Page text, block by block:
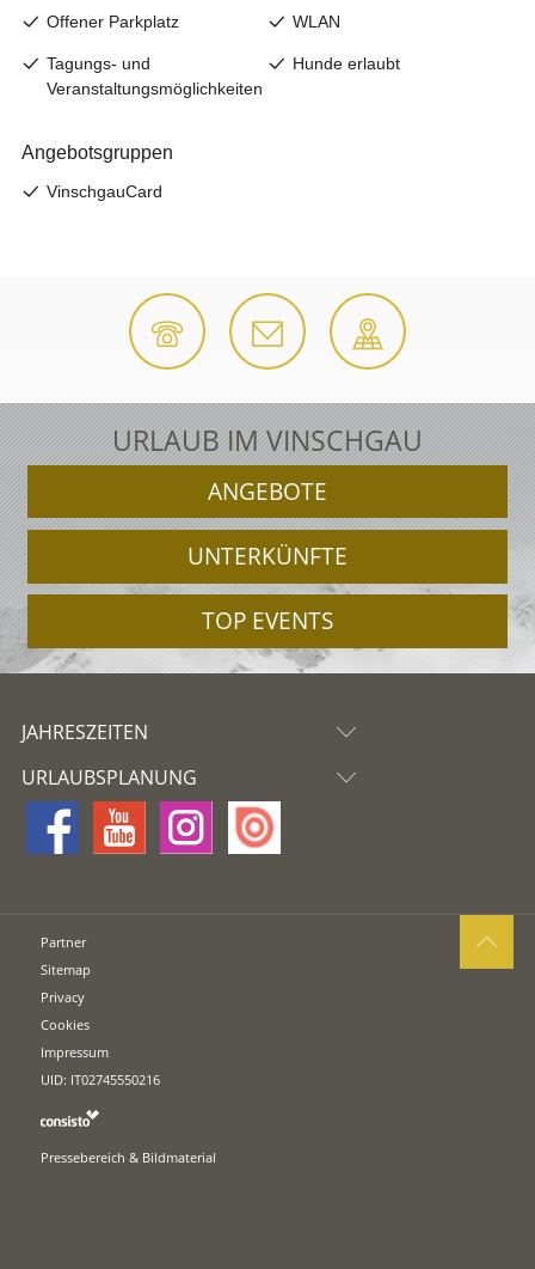
URLAUB IM VINSCHGAU
ANGEBOTE
UNTERKÜNFTE
TOP EVENTS
JAHRESZEITEN
URLAUBSPLANUNG
Partner
Sitemap
Privacy
Cookies
Impressum
UID: IT02745550216
Pressebereich & Bildmaterial